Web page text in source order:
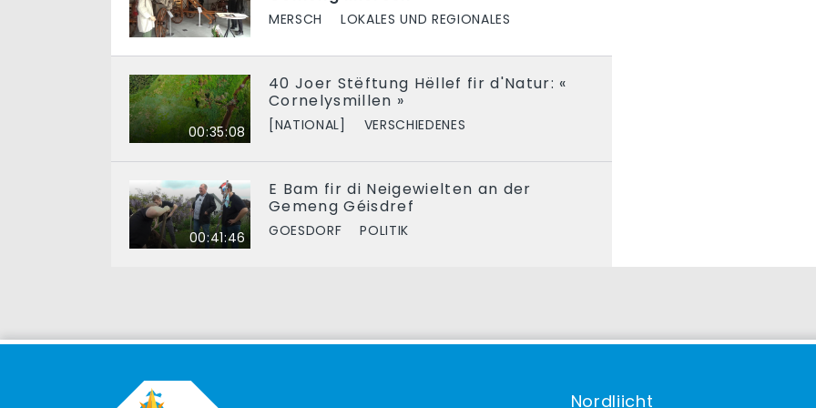
MERSCH LOKALES UND REGIONALES
00:35:08
40 Joer Stëftung Hëllef fir d'Natur: «
Cornelysmillen »
[NATIONAL] VERSCHIEDENES
00:41:46
E Bam fir di Neigewielten an der
Gemeng Géisdref
GOESDORF POLITIK
Nordliicht